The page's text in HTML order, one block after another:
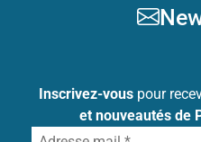
Inscrivez-vouspour
et nouveautés de